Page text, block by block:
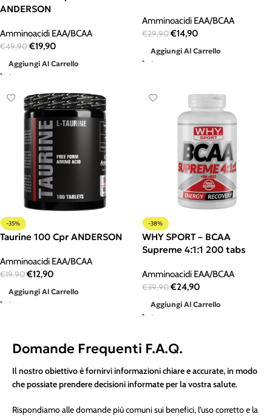
ANDERSON
Amminoacidi EAA/BCAA
€49,90€19,90
Aggiungi Al Carrello
Amminoacidi EAA/BCAA
€29,90€14,90
Aggiungi Al Carrello
-35%
Taurine 100 Cpr ANDERSON
Amminoacidi EAA/BCAA
€19,90€12,90
Aggiungi Al Carrello
-38%
WHY SPORT – BCAA
Supreme 4:1:1 200 tabs
Amminoacidi EAA/BCAA
€39,90€24,90
Aggiungi Al Carrello
Domande Frequenti F.A.Q.
Il nostro obiettivo è fornirvi informazioni chiare e accurate, in modo
che possiate prendere decisioni informate per la vostra salute.
Rispondiamo alle domande più comuni sui benefici, l’uso corretto e la